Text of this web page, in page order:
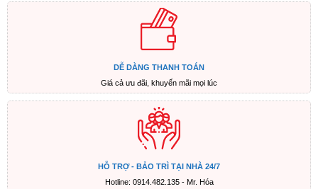
tiết
kiệm
năng
lượng
số
lượng
DỄ DÀNG THANH TOÁN
Giá cả ưu đãi, khuyến mãi mọi lúc
HỖ TRỢ - BẢO TRÌ TẠI NHÀ 24/7
Hotline: 0914.482.135 - Mr. Hóa